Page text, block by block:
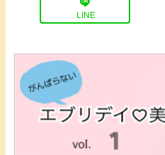
LINE